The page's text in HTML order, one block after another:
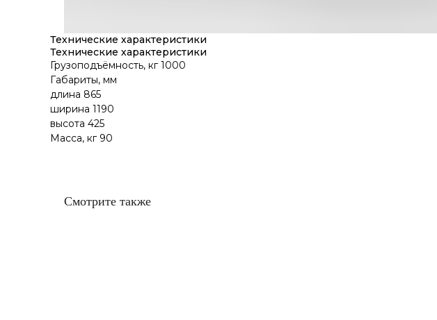
Технические характеристики
Технические характеристики
Грузоподъёмность, кг 1000
Габариты, мм
длина 865
ширина 1190
высота 425
Масса, кг 90
Смотрите также